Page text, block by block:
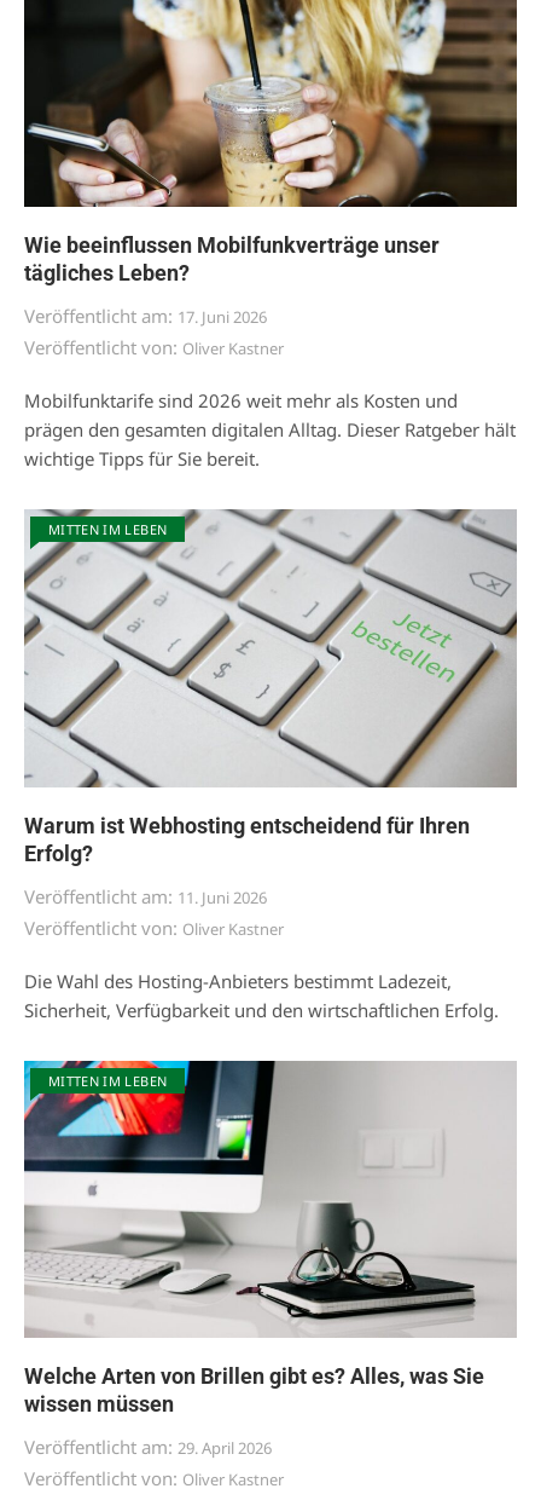
Wie beeinflussen Mobilfunkverträge unser
tägliches Leben?
Veröffentlicht am: 17. Juni 2026
Veröffentlicht von: Oliver Kastner
Mobilfunktarife sind 2026 weit mehr als Kosten und
prägen den gesamten digitalen Alltag. Dieser Ratgeber hält
wichtige Tipps für Sie bereit.
MITTEN IM LEBEN
Warum ist Webhosting entscheidend für Ihren
Erfolg?
Veröffentlicht am: 11. Juni 2026
Veröffentlicht von: Oliver Kastner
Die Wahl des Hosting-Anbieters bestimmt Ladezeit,
Sicherheit, Verfügbarkeit und den wirtschaftlichen Erfolg.
MITTEN IM LEBEN
Welche Arten von Brillen gibt es? Alles, was Sie
wissen müssen
Veröffentlicht am: 29. April 2026
Veröffentlicht von: Oliver Kastner